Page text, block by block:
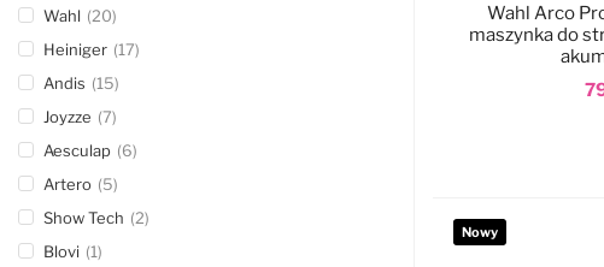
Wahl
20
Heiniger 17
Andis
15
Joyzze
7
Aesculap
6
Artero
5
Show Tech
2
Blovi
1
Wahl Arco
maszynka do
Nowy